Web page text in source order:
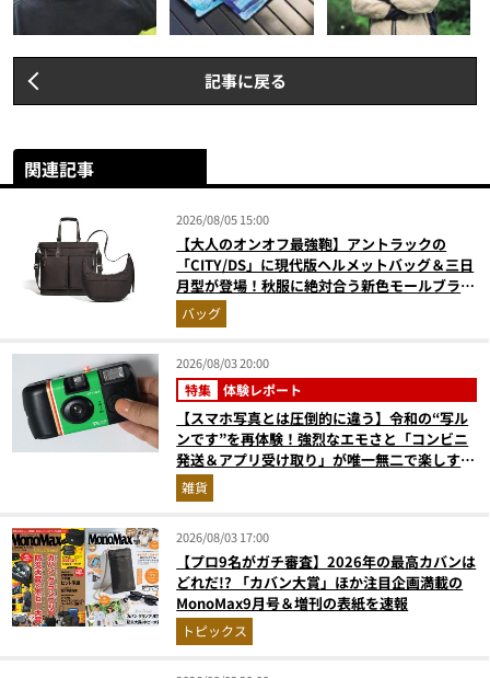
記事に戻る
関連記事
2026/08/05 15:00
【大人のオンオフ最強鞄】アントラックの
「CITY/DS」に現代版ヘルメットバッグ＆三日
月型が登場！秋服に絶対合う新色モールブラウ
ンが傑作
バッグ
2026/08/03 20:00
特集 体験レポート
【スマホ写真とは圧倒的に違う】令和の“写ル
ンです”を再体験！強烈なエモさと「コンビニ
発送＆アプリ受け取り」が唯一無二で楽しすぎ
た雑貨
2026/08/03 17:00
【プロ9名がガチ審査】2026年の最高カバンは
どれだ!? 「カバン大賞」ほか注目企画満載の
MonoMax9月号＆増刊の表紙を速報
トピックス